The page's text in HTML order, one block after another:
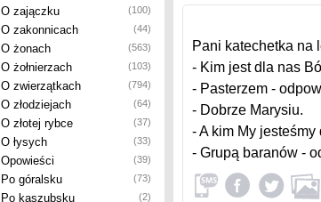
O zajączku (100)
O zakonnicach (44)
O żonach (563)
O żołnierzach (103)
O zwierzątkach (794)
O złodziejach (64)
O złotej rybce (37)
O łysych (33)
Opowieści (39)
Po góralsku (73)
Po kaszubsku (2)
Pani katechetka na
- Kim jest dla nas
- Pasterzem -
- Dobrze Marysiu.
- A kim My
- Grupą baranów -